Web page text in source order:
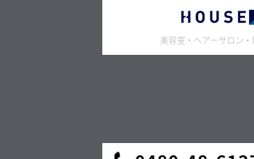
美容室・ヘアーサロン